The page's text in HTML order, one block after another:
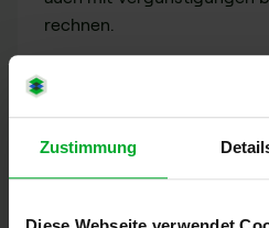
Zustimmung
rechnen.
So ergänzt
Versicherung
Mitidgard, der
TÜV SÜD-Tochter uniscon,